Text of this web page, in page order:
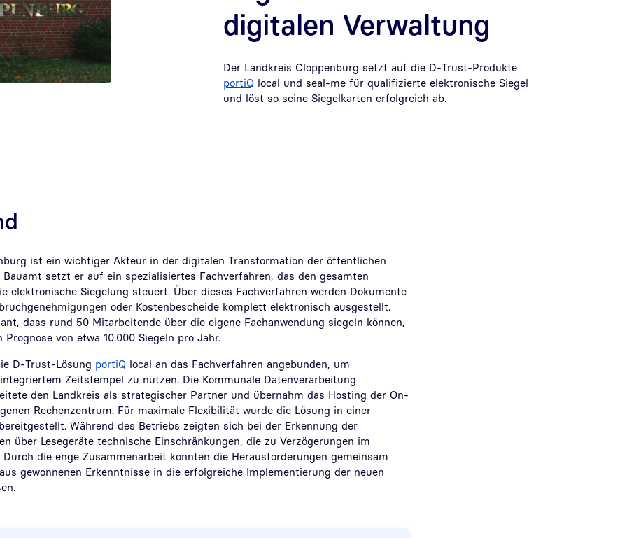
digitalen Verwaltung
Der Landkreis Cloppenburg setzt auf die D-Trust-Produkte
portiQ local und seal-me für qualifizierte elektronische Siegel
und löst so seine Siegelkarten erfolgreich ab.
ist ein wichtiger Akteur in der digitalen Transformation der öffentlichen
Bauamt setzt er auf ein spezialisiertes Fachverfahren, das den gesamten
elektronische Siegelung steuert. Über dieses Fachverfahren werden Dokumente
oder Kostenbescheide komplett elektronisch ausgestellt.
dass rund 50 Mitarbeitende über die eigene Fachanwendung siegeln können,
von etwa 10.000 Siegeln pro Jahr.
D-Trust-Lösung portiQ local an das Fachverfahren angebunden, um
Zeitstempel zu nutzen. Die Kommunale Datenverarbeitung
den Landkreis als strategischer Partner und übernahm das Hosting der On-
Rechenzentrum. Für maximale Flexibilität wurde die Lösung in einer
Während des Betriebs zeigten sich bei der Erkennung der
über Lesegeräte technische Einschränkungen, die zu Verzögerungen im
die enge Zusammenarbeit konnten die Herausforderungen gemeinsam
gewonnenen Erkenntnisse in die erfolgreiche Implementierung der neuen